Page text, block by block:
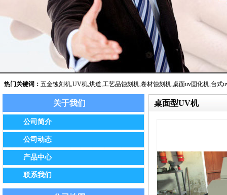
热门关键词： 五金蚀刻机,UV机,烘道,工艺品蚀刻机,卷材蚀刻机,桌面uv固化机,台式
公告：我公司已于2014年8月经保定市工商局批准正式更名为保定市
关于我们
公司简介
公司动态
产品中心
联系我们
桌面型UV机